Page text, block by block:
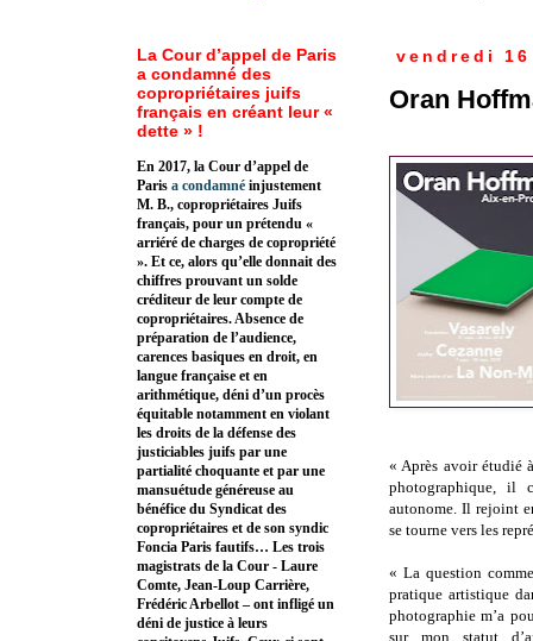
vendredi
Oran
« Après avoir étudié
photographique, il
autonome. Il rejoint
se tourne vers les
« La question
pratique artistique
photographie m’a
sur mon statut
La Cour d’appel de Paris
a condamné des
copropriétaires juifs
français en créant leur «
dette » !
En 2017, la Cour d’appel de
Paris a condamné injustement
M. B., copropriétaires Juifs
français, pour un prétendu «
arriéré de charges de copropriété
». Et ce, alors qu’elle donnait des
chiffres prouvant un solde
créditeur de leur compte de
copropriétaires. Absence de
préparation de l’audience,
carences basiques en droit, en
langue française et en
arithmétique, déni d’un procès
équitable notamment en violant
les droits de la défense des
justiciables juifs par une
partialité choquante et par une
mansuétude généreuse au
bénéfice du Syndicat des
copropriétaires et de son syndic
Foncia Paris fautifs… Les trois
magistrats de la Cour - Laure
Comte, Jean-Loup Carrière,
Frédéric Arbellot – ont infligé un
déni de justice à leurs